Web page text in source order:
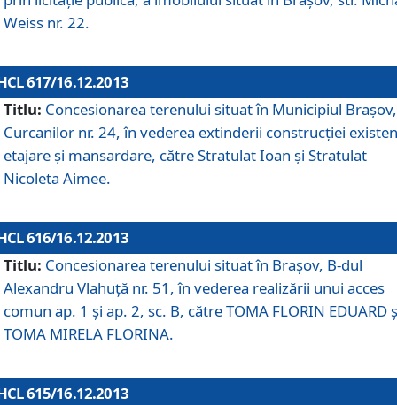
Weiss nr. 22.
617/16.12.2013
Titlu: Concesionarea terenului situat în Municipiul
Curcanilor nr. 24, în vederea extinderii construcţiei
etajare şi mansardare, către Stratulat Ioan şi Stratulat
Nicoleta Aimee.
616/16.12.2013
Titlu: Concesionarea terenului situat în Braşov, B-dul
Alexandru Vlahuţă nr. 51, în vederea realizării unui acces
comun ap. 1 şi ap. 2, sc. B, către TOMA FLORIN EDUARD
TOMA MIRELA FLORINA.
615/16.12.2013